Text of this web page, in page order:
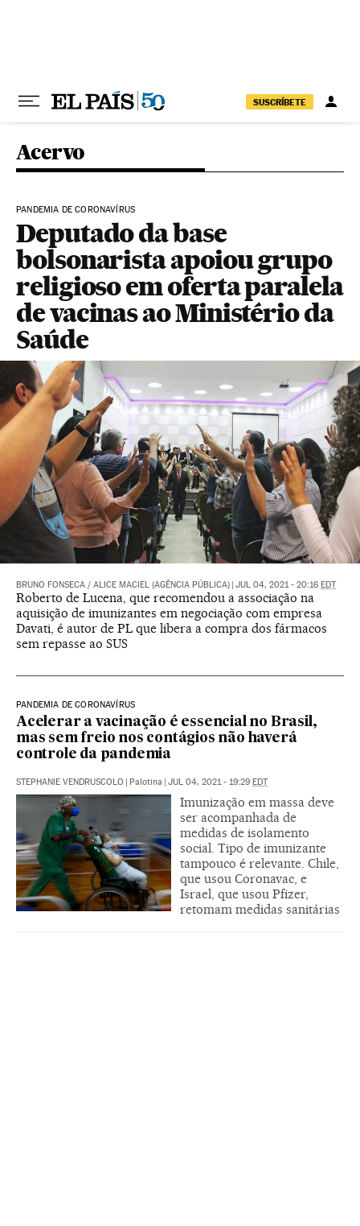
SUSCRÍBETE
Acervo
PANDEMIA DE CORONAVÍRUS
Deputado da base
bolsonarista apoiou grupo
religioso em oferta paralela
de vacinas ao Ministério da
Saúde
BRUNO FONSECA / ALICE MACIEL (AGÊNCIA PÚBLICA) JUL 04, 2021 - 20:16 EDT
Roberto de Lucena, que recomendou a associação na
aquisição de imunizantes em negociação com empresa
Davati, é autor de PL que libera a compra dos fármacos
sem repasse ao SUS
PANDEMIA DE CORONAVÍRUS
Acelerar a vacinação é essencial no Brasil,
mas sem freio nos contágios não haverá
controle da pandemia
STEPHANIE VENDRUSCOLO Palotina JUL 04, 2021 - 19:29 EDT
Imunização em massa deve
ser acompanhada de
medidas de isolamento
social. Tipo de imunizante
tampouco é relevante. Chile,
que usou Coronavac, e
Israel, que usou Pfizer,
retomam medidas sanitárias